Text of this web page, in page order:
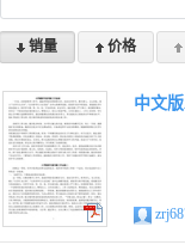
销量 价格
pdf
中文